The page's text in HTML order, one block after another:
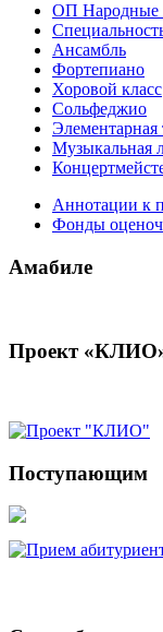
ОП Народные
Ансамбль
Фортепиано
Хоровой класс
Сольфеджио
Элементарная
Музыкальная
Аннотации к
Фонды
Амабиле
Проект
Поступающим